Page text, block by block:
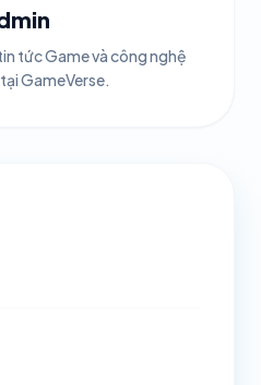
tức Game và công nghệ
GameVerse.